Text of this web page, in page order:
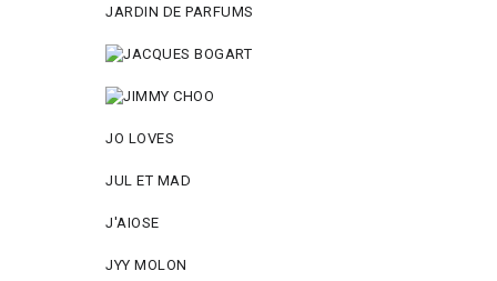
JARDIN DE PARFUMS
JO LOVES
JUL ET MAD
J'AIOSE
JYY МОLON